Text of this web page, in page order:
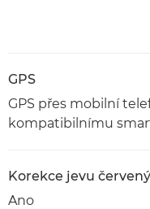
GPS
GPS přes mobilní
kompatibilnímu
Korekce jevu
Ano